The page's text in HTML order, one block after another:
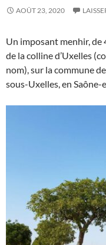
AOÛT 23, 2020
Un imposant menhir, de
de la colline d’Uxelles
nom), sur la commune
sous-Uxelles, en